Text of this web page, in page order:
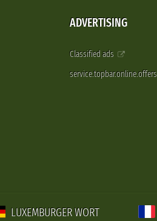
ADVERTISING
Classified ads
service.topbar.online.offers
LUXEMBURGER WORT